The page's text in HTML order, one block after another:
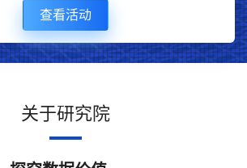
查看活动
关于研究院